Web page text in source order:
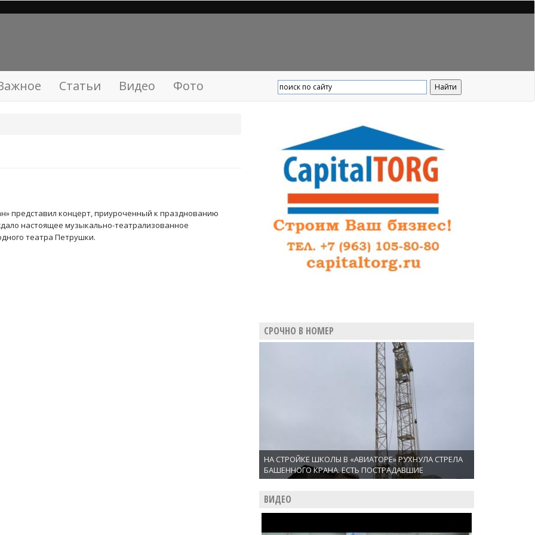
Статьи Видео Фото
представил концерт, приуроченный к празднованию
настоящее музыкально-театрализованное
театра Петрушки.
СРОЧНО В НОМЕР
НА СТРОЙКЕ ШКОЛЫ В «АВИАТОРЕ» РУХНУЛА СТРЕЛА
БАШЕННОГО КРАНА. ЕСТЬ ПОСТРАДАВШИЕ
ВИДЕО